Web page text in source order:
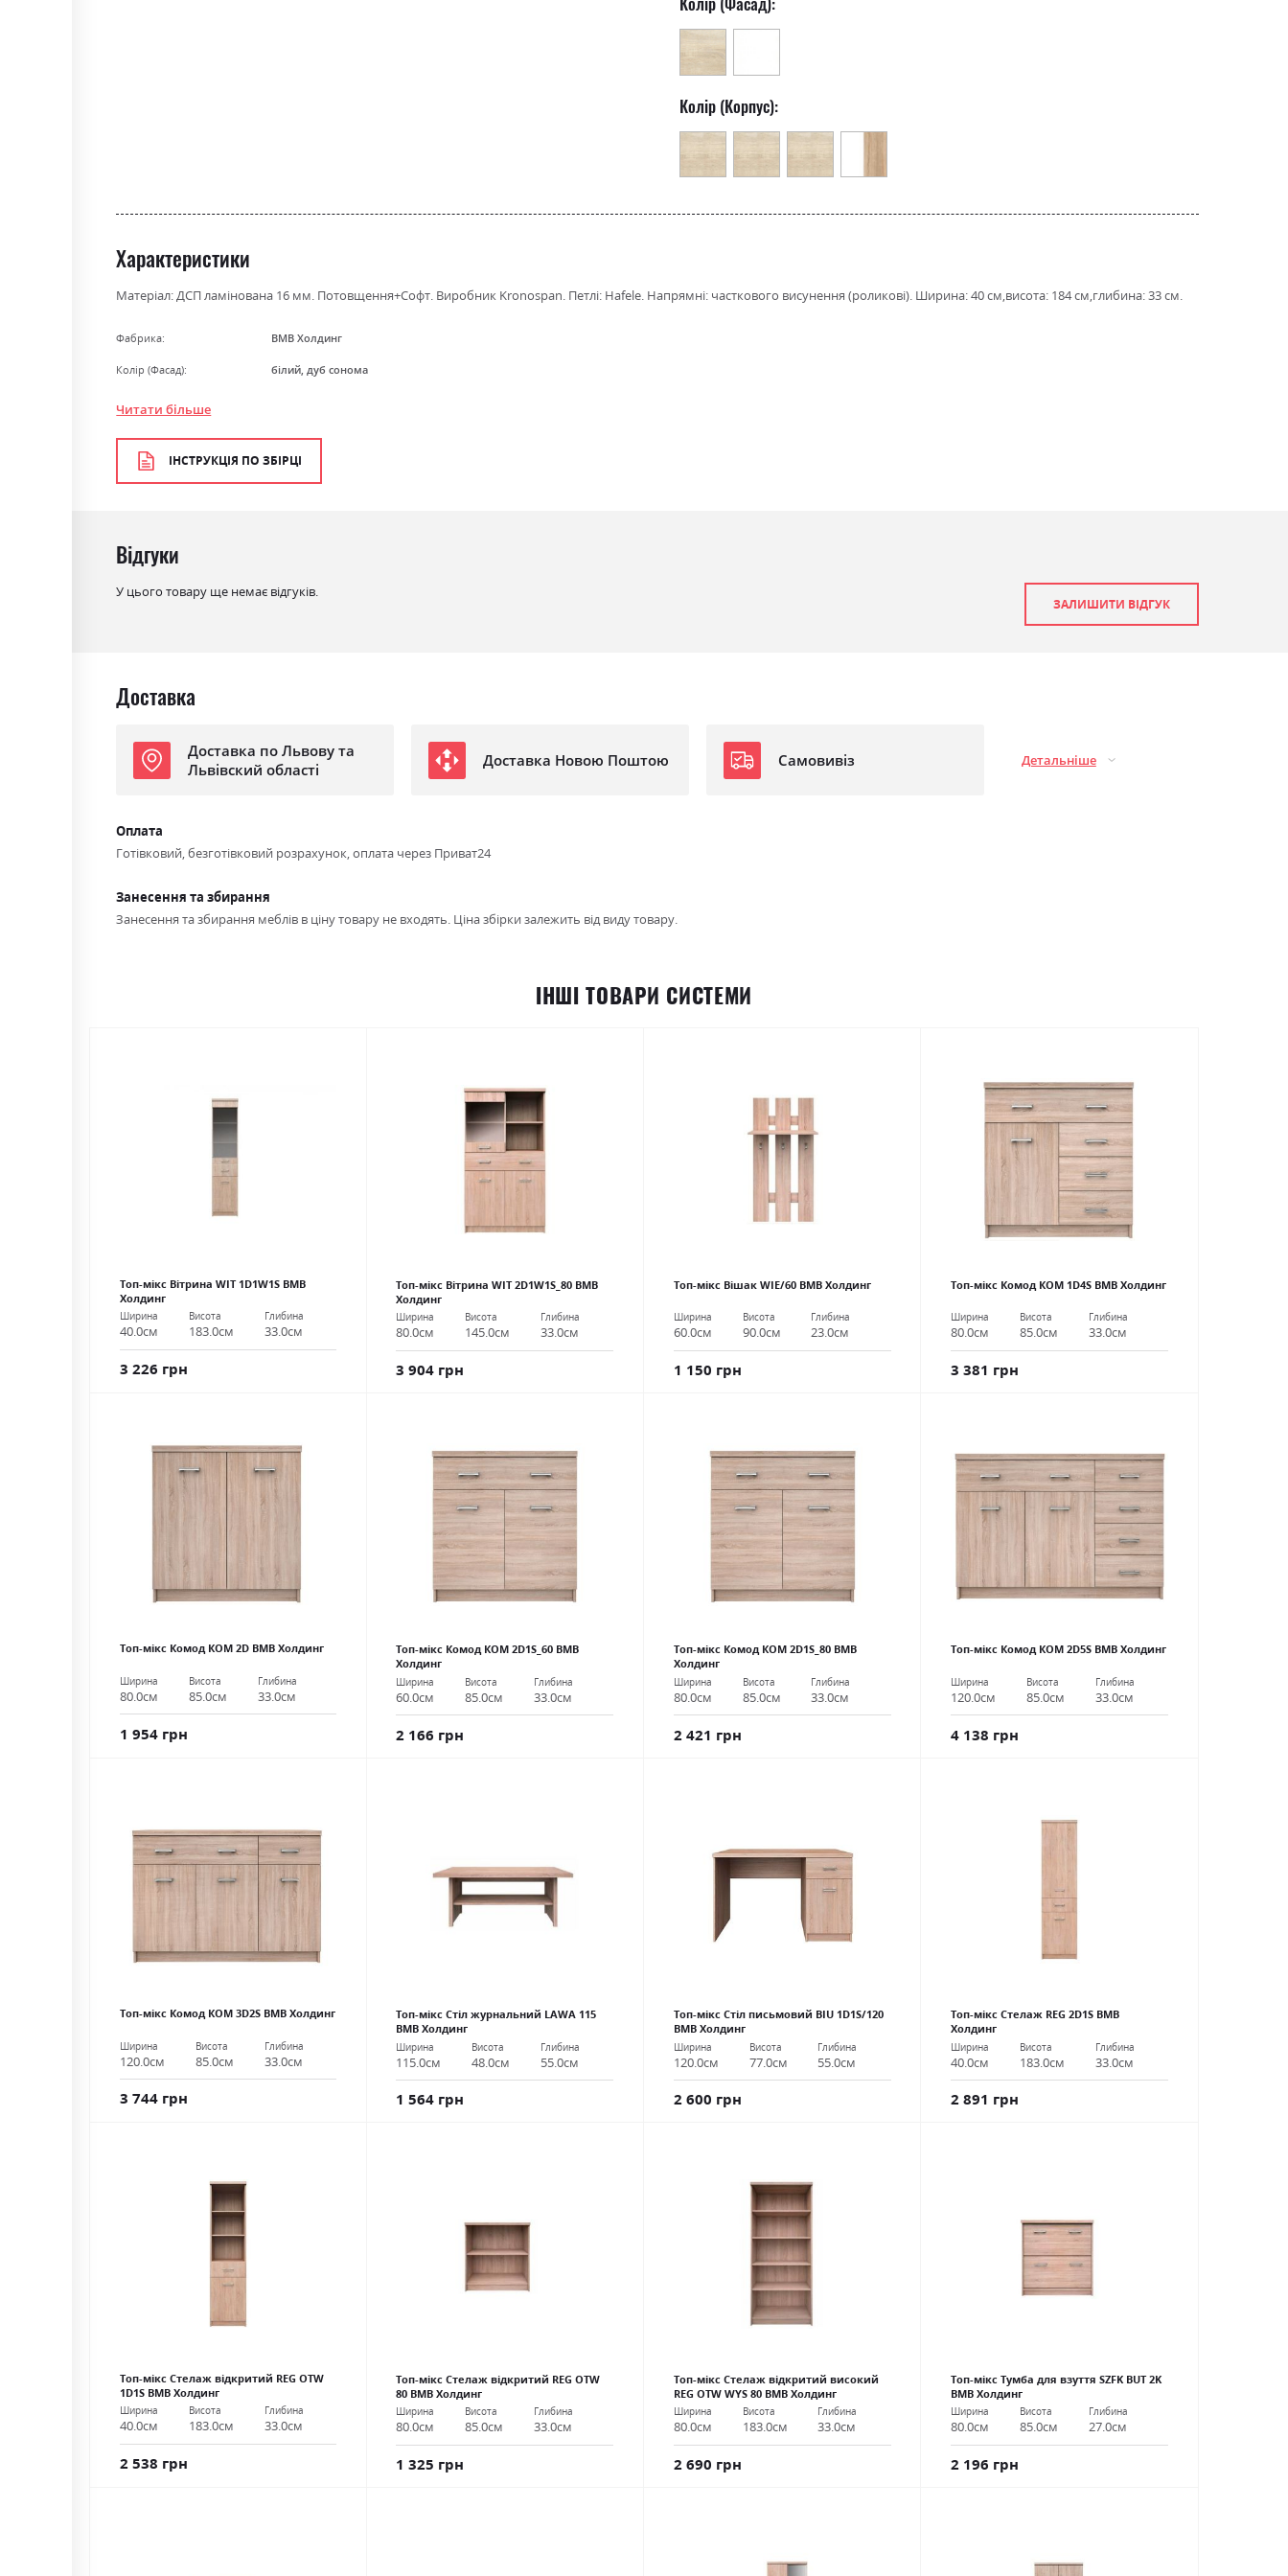
Колір (Корпус):
Характеристики
Матеріал: ДСП ламінована 16 мм. Потовщення+Софт. Виробник Kronospan. Петлі: Hafele. Напрямні: часткового висунення (роликові). Ширина: 40 см,висота: 184 см,глибина: 33 см.
Фабрика: ВМВ Холдинг
Колір (Фасад): білий, дуб сонома
Колір (Корпус):
Стиль мінімалізм, модерн
Читати більше
ІНСТРУКЦІЯ ПО ЗБІРЦІ
Відгуки
У цього товару ще немає відгуків.
ЗАЛИШИТИ ВІДГУК
Доставка
Доставка по Львову та
Львівский області
Доставка Новою Поштою Самовивіз Детальніше
Оплата
Готівковий, безготівковий розрахунок, оплата через Приват24
Занесення та збирання
Занесення та збирання меблів в ціну товару не входять. Ціна збірки залежить від виду товару.
ІНШІ ТОВАРИ СИСТЕМИ
Топ-мікс Вітрина WIT 1D1W1S ВМВ
Холдинг
Ширина
40.0см
Висота
183.0см
Глибина
33.0см
3 226 грн
Топ-мікс Вітрина WIT 2D1W1S_80 ВМВ
Холдинг
Ширина
80.0см
Висота
145.0см
Глибина
33.0см
3 904 грн
Топ-мікс Вішак WIE/60 ВМВ Холдинг
Ширина
60.0см
Висота
90.0см
Глибина
23.0см
1 150 грн
Топ-мікс Комод КОМ 1D4S ВМВ Холдинг
Ширина
80.0см
Висота
85.0см
Глибина
33.0см
3 381 грн
Топ-мікс Комод КОМ 2D ВМВ Холдинг
Ширина
80.0см
Висота
85.0см
Глибина
33.0см
1 954 грн
Топ-мікс Комод КОМ 2D1S_60 ВМВ
Холдинг
Ширина
60.0см
Висота
85.0см
Глибина
33.0см
2 166 грн
Топ-мікс Комод КОМ 2D1S_80 ВМВ
Холдинг
Ширина
80.0см
Висота
85.0см
Глибина
33.0см
2 421 грн
Топ-мікс Комод КОМ 2D5S ВМВ Холдинг
Ширина
120.0см
Висота
85.0см
Глибина
33.0см
4 138 грн
Топ-мікс Комод КОМ 3D2S ВМВ Холдинг
Ширина
120.0см
Висота
85.0см
Глибина
33.0см
3 744 грн
Топ-мікс Стіл журнальний LAWA 115
ВМВ Холдинг
Ширина
115.0см
Висота
48.0см
Глибина
55.0см
1 564 грн
Топ-мікс Стіл письмовий BIU 1D1S/120
ВМВ Холдинг
Ширина
120.0см
Висота
77.0см
Глибина
55.0см
2 600 грн
Топ-мікс Стелаж REG 2D1S ВМВ
Холдинг
Ширина
40.0см
Висота
183.0см
Глибина
33.0см
2 891 грн
Топ-мікс Стелаж відкритий REG OTW
1D1S ВМВ Холдинг
Ширина
40.0см
Висота
183.0см
Глибина
33.0см
2 538 грн
Топ-мікс Стелаж відкритий REG OTW
80 ВМВ Холдинг
Ширина
80.0см
Висота
85.0см
Глибина
33.0см
1 325 грн
Топ-мікс Стелаж відкритий високий
REG OTW WYS 80 ВМВ Холдинг
Ширина
80.0см
Висота
183.0см
Глибина
33.0см
2 690 грн
Топ-мікс Тумба для взуття SZFK BUT 2K
ВМВ Холдинг
Ширина
80.0см
Висота
85.0см
Глибина
27.0см
2 196 грн